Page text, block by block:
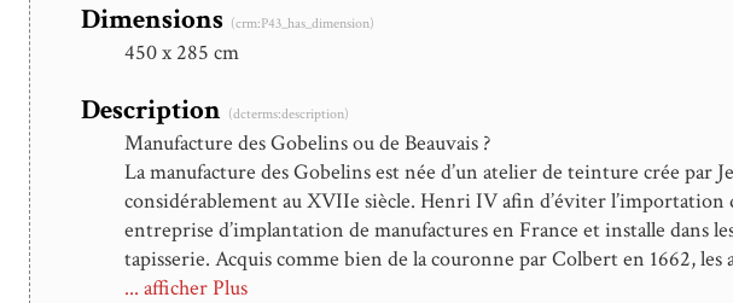
Dimensions (crm:P43_has_dimension)
450 x 285 cm
Description (dcterms:description)
Manufacture des Gobelins ou de Beauvais ?
La manufacture des Gobelins est née d’un atelier de teinture crée par
considérablement au XVIIe siècle. Henri IV afin d’éviter l’importation
entreprise d’implantation de manufactures en France et installe dans
tapisserie. Acquis comme bien de la couronne par Colbert en 1662,
création du mobilier royal où ébénistes, orfèvres, tapissiers et
... afficher Plus